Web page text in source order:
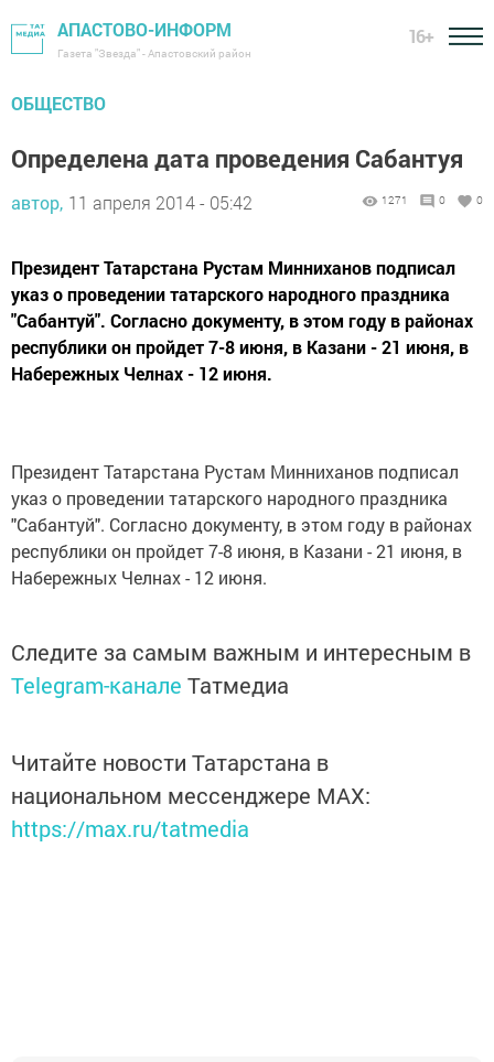
АПАСТОВО-ИНФОРМ
Газета "Звезда" - Апастовский район
16+
ОБЩЕСТВО
Определена дата проведения Сабантуя
автор, 11 апреля 2014 - 05:42 1271 0 0
Президент Татарстана Рустам Минниханов подписал
указ о проведении татарского народного праздника
"Сабантуй". Согласно документу, в этом году в районах
республики он пройдет 7-8 июня, в Казани - 21 июня, в
Набережных Челнах - 12 июня.
Президент Татарстана Рустам Минниханов подписал
указ о проведении татарского народного праздника
"Сабантуй". Согласно документу, в этом году в районах
республики он пройдет 7-8 июня, в Казани - 21 июня, в
Набережных Челнах - 12 июня.
Следите за самым важным и интересным в
Telegram-канале Татмедиа
Читайте новости Татарстана в
национальном мессенджере MАХ:
https://max.ru/tatmedia